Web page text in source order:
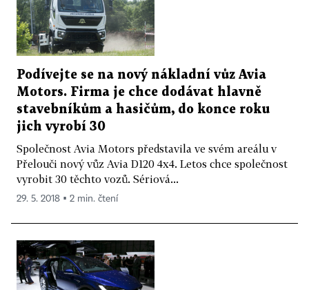
Podívejte se na nový nákladní vůz Avia
Motors. Firma je chce dodávat hlavně
stavebníkům a hasičům, do konce roku
jich vyrobí 30
Společnost Avia Motors představila ve svém areálu v
Přelouči nový vůz Avia D120 4x4. Letos chce společnost
vyrobit 30 těchto vozů. Sériová...
29. 5. 2018 ▪ 2 min. čtení